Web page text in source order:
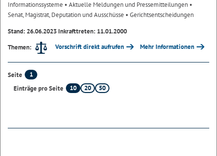
Informationssysteme • Aktuelle Meldungen und Pressemitteilungen •
Senat, Magistrat, Deputation und Ausschüsse • Gerichtsentscheidungen
Stand: 26.06.2023 Inkrafttreten: 11.01.2000
Themen:
Vorschrift direkt aufrufen Mehr Informationen
Seite
1
Einträge pro Seite
10 20 50